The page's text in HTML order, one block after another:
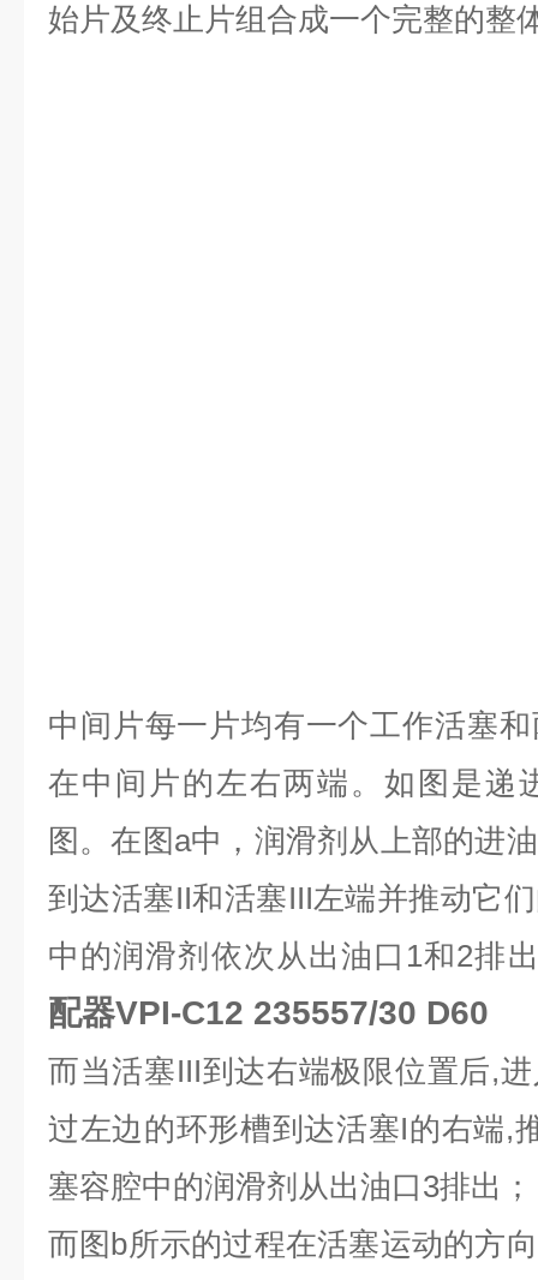
始片及终止片组合成一个完整的整
中间片每一片均有一个工作活塞
在中间片的左右两端。如图是递
图。在图a中，润滑剂从上部的进
到达活塞II和活塞III左端并推动它
中的润滑剂依次从出油口1和2排
配器VPI-C12 235557/30 D60
而当活塞III到达右端极限位置后,
过左边的环形槽到达活塞I的右端,
塞容腔中的润滑剂从出油口3排出；
而图b所示的过程在活塞运动的方